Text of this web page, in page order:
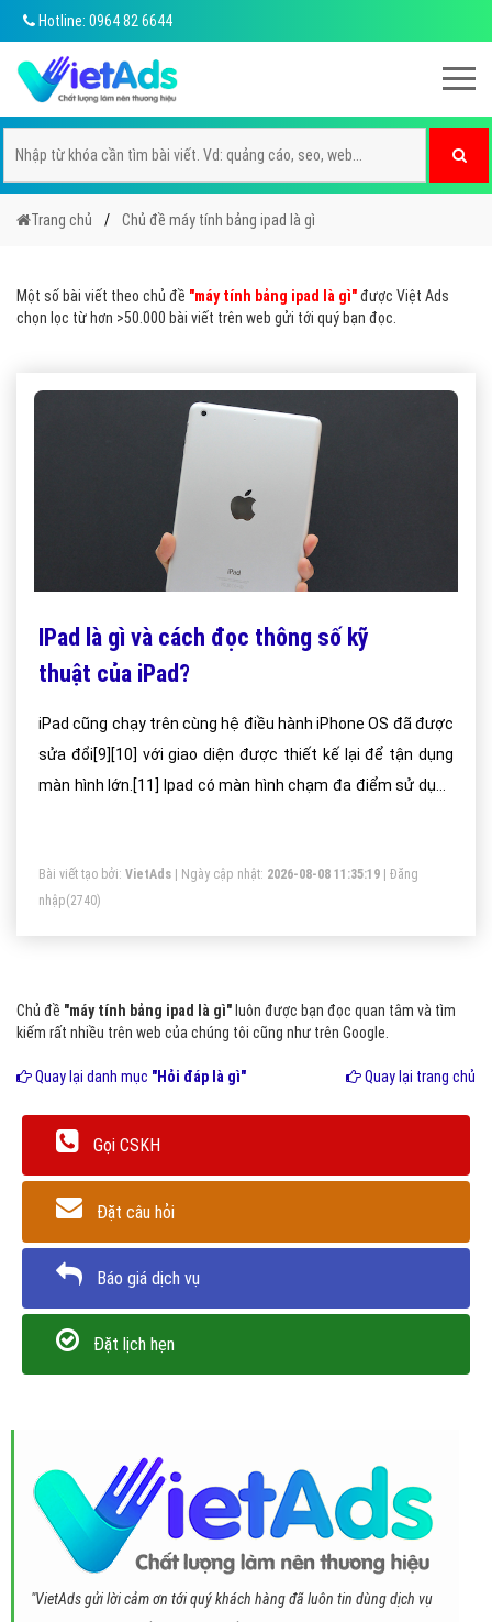
Hotline: 0964 82 6644
Trang chủ Chủ đề máy tính bảng ipad là gì
Một số bài viết theo chủ đề "máy tính bảng ipad là gì"được Việt Ads
chọn lọc từ hơn >50.000 bài viết trên web gửi tới quý bạn đọc.
IPad là gì và cách đọc thông số kỹ
thuật của iPad?
iPad cũng chạy trên cùng hệ điều hành iPhone OS đã được
sửa đổi[9][10] với giao diện được thiết kế lại để tận dụng
màn hình lớn.[11] Ipad có màn hình chạm đa điểm sử dụng
iTunes cũng như các thiết bị ngoại vi kết nối bằng dây khác
Bài viết tạo bởi: VietAds | Ngày cập nhật: 2026-08-08 11:35:19
Đăng
nhập(2740)
Chủ đề "máy tính bảng ipad là gì" luôn được bạn đọc quan tâm và tìm
kiếm rất nhiều trên web của chúng tôi cũng như trên Google.
Quay lại danh mục "Hỏi đáp là gì" Quay lại trang chủ
Gọi CSKH
Đặt câu hỏi
Báo giá dịch vụ
Đặt lịch hẹn
"VietAds gửi lời cảm ơn tới quý khách hàng đã luôn tin dùng dịch vụ